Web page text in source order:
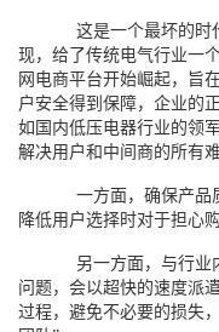
这是一个最坏的时
现，给了传统电气行业一
网电商平台开始崛起，旨
户安全得到保障，企业的
如国内低压电器行业的领
解决用户和中间商的所有难
一方面，确保产品质
降低用户选择时对于担心
另一方面，与行业内
问题，会以超快的速度派
过程，避免不必要的损失